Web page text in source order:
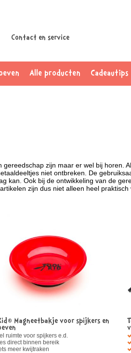
Contact en service
Alle producten Cadeautips
zijn maar er wel bij horen.
niet ontbreken. De
kan. Ook bij de ontwikkeling van de
zijn dus niet alleen heel
Magneetbakje voor spijkers en
ruimte voor spijkers e.d.
direct binnen bereik
meer kwijtraken